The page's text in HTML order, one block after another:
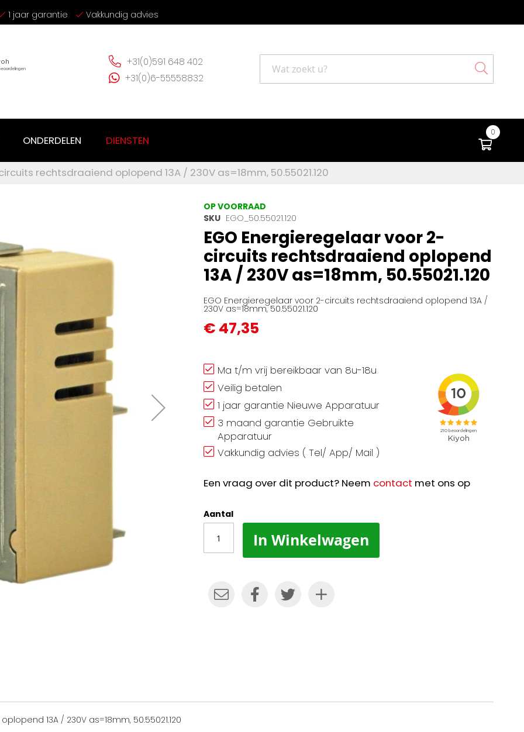
1 jaar garantie Vakkundig advies
+31(0)591 648 402
+31(0)6-55558832
Search
0
ONDERDELEN DIENSTEN
rechtsdraaiend oplopend 13A / 230V as=18mm, 50.55021.120
OP VOORRAAD
SKU EGO_50.55021.120
EGO Energieregelaar voor 2-
circuits rechtsdraaiend oplopend
13A / 230V as=18mm, 50.55021.120
EGO Energieregelaar voor 2-circuits rechtsdraaiend oplopend 13A /
230V as=18mm, 50.55021.120
€ 47,35
Ma t/m vrij bereikbaar van 8u-18u
Veilig betalen
1 jaar garantie Nieuwe Apparatuur
3 maand garantie Gebruikte
Apparatuur
Vakkundig advies ( Tel/ App/ Mail )
Een vraag over dit product? Neem contact met ons op
Aantal
In Winkelwagen
13A / 230V as=18mm, 50.55021.120